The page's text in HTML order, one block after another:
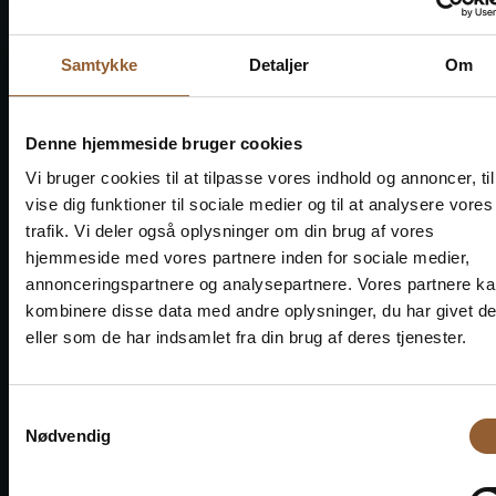
Samtykke Detaljer Om
Denne hjemmeside bruger cookies
Vi bruger cookies til at tilpasse vores indhold og annoncer,
vise dig funktioner til sociale medier og til at analysere vores
trafik. Vi deler også oplysninger om din brug af vores
hjemmeside med vores partnere inden for sociale medier,
annonceringspartnere og analysepartnere. Vores partnere
kombinere disse data med andre oplysninger, du har givet
eller som de har indsamlet fra din brug af deres tjenester.
Nødvendig
særudstilling om Finn Juhl. Godt gået.
Spar penge – køb
Platin